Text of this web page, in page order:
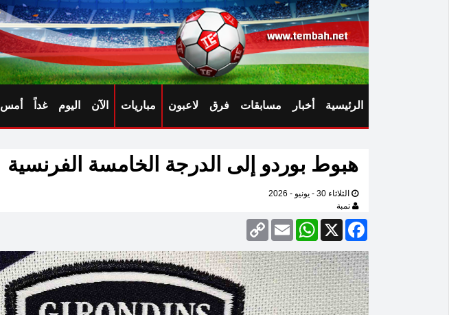
الرئيسية أخبار مسابقات فرق لاعبون مباريات الآن اليوم غداً أمس
هبوط بوردو إلى الدرجة الخامسة الفرنسية
الثلاثاء 30 - يونيو - 2026
تمبة
Facebook
X
WhatsApp
Email
Copy
Link